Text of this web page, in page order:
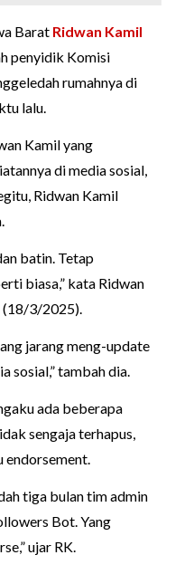
Barat Ridwan Kamil
penyidik Komisi
rumahnya di
lalu.
Kamil yang
di media sosial,
Ridwan Kamil
batin. Tetap
biasa,” kata Ridwan
(18/3/2025).
jarang meng-update
sosial,” tambah dia.
ada beberapa
sengaja terhapus,
endorsement.
tiga bulan tim admin
Bot. Yang
ujar RK.